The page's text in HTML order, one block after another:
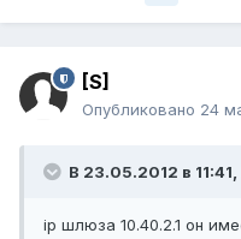
[S]
Опубликовано 24
В 23.05.2012 в
ip шлюза 10.40.2.1 он